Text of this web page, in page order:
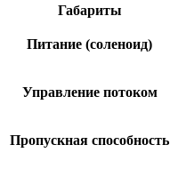
Габариты
Питание (соленоид)
Управление потоком
Пропускная способность